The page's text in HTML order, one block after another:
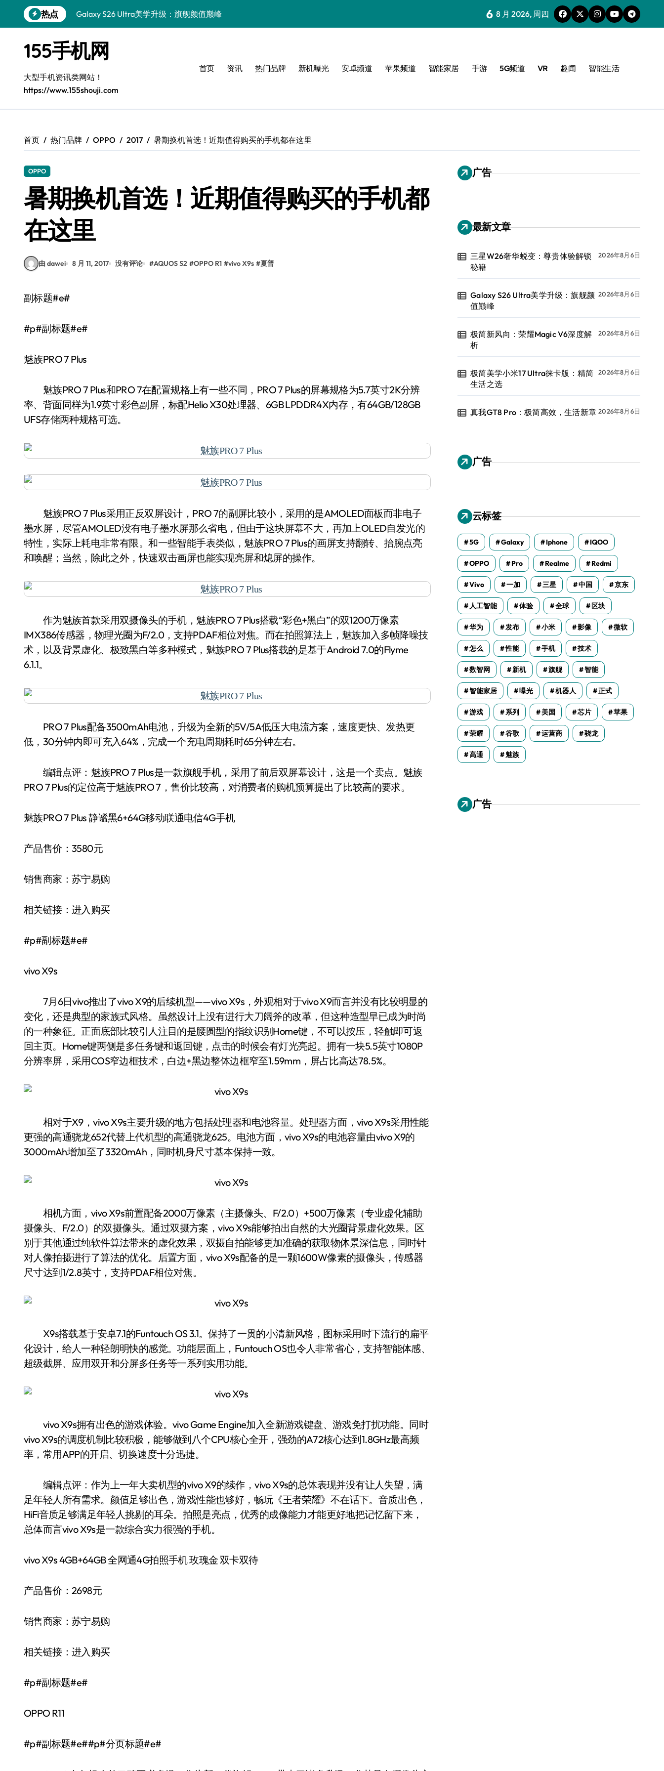
到
热点
Galaxy S26 Ultra美学升级：旗舰颜值巅峰
极简美学小米17 Ultra徕卡版：精简生活之选
真我GT8 Pro：极简高效，生活新章
极简美学，徕卡影像：Xiaomi 17 Ultra选购指南
一加Turbo 6V：极简信仰，性能王者
华为nova 15：极简高效，生活新解
三星W26奢华蜕变：尊贵体验解锁秘籍
6 8 月 2026, 周四
155手机网
大型手机资讯类网站！
https://www.155shouji.com
首页 资讯 热门品牌 新机曝光 安卓频道 苹果频道 智能家居 手游 5G频道 VR 趣闻 智能生活
首页 热门品牌 OPPO 2017 暑期换机首选！近期值得购买的手机都在这里
OPPO
暑期换机首选！近期值得购买的手机都
在这里
由 dawei 8 月 11, 2017 没有评论 #AQUOS S2 #OPPO R1 #vivo X9s #夏普
副标题#e#
#p#副标题#e#
魅族PRO 7 Plus
魅族PRO 7 Plus和PRO 7在配置规格上有一些不同，PRO 7 Plus的屏幕规格为5.7英寸2K分辨
率、背面同样为1.9英寸彩色副屏，标配Helio X30处理器、6GB LPDDR4X内存，有64GB/128GB
UFS存储两种规格可选。
魅族PRO 7 Plus采用正反双屏设计，PRO 7的副屏比较小，采用的是AMOLED面板而非电子
墨水屏，尽管AMOLED没有电子墨水屏那么省电，但由于这块屏幕不大，再加上OLED自发光的
特性，实际上耗电非常有限。和一些智能手表类似，魅族PRO 7 Plus的画屏支持翻转、抬腕点亮
和唤醒；当然，除此之外，快速双击画屏也能实现亮屏和熄屏的操作。
作为魅族首款采用双摄像头的手机，魅族PRO 7 Plus搭载“彩色+黑白”的双1200万像素
IMX386传感器，物理光圈为F/2.0，支持PDAF相位对焦。而在拍照算法上，魅族加入多帧降噪技
术，以及背景虚化、极致黑白等多种模式，魅族PRO 7 Plus搭载的是基于Android 7.0的Flyme
6.1.1。
PRO 7 Plus配备3500mAh电池，升级为全新的5V/5A低压大电流方案，速度更快、发热更
低，30分钟内即可充入64%，完成一个充电周期耗时65分钟左右。
编辑点评：魅族PRO 7 Plus是一款旗舰手机，采用了前后双屏幕设计，这是一个卖点。魅族
PRO 7 Plus的定位高于魅族PRO 7，售价比较高，对消费者的购机预算提出了比较高的要求。
魅族PRO 7 Plus 静谧黑6+64G移动联通电信4G手机
产品售价：3580元
销售商家：苏宁易购
相关链接：进入购买
#p#副标题#e#
vivo X9s
7月6日vivo推出了vivo X9的后续机型——vivo X9s，外观相对于vivo X9而言并没有比较明显的
变化，还是典型的家族式风格。虽然设计上没有进行大刀阔斧的改革，但这种造型早已成为时尚
的一种象征。正面底部比较引人注目的是腰圆型的指纹识别Home键，不可以按压，轻触即可返
回主页。Home键两侧是多任务键和返回键，点击的时候会有灯光亮起。拥有一块5.5英寸1080P
分辨率屏，采用COS窄边框技术，白边+黑边整体边框窄至1.59mm，屏占比高达78.5%。
相对于X9，vivo X9s主要升级的地方包括处理器和电池容量。处理器方面，vivo X9s采用性能
更强的高通骁龙652代替上代机型的高通骁龙625。电池方面，vivo X9s的电池容量由vivo X9的
3000mAh增加至了3320mAh，同时机身尺寸基本保持一致。
相机方面，vivo X9s前置配备2000万像素（主摄像头、F/2.0）+500万像素（专业虚化辅助
摄像头、F/2.0）的双摄像头。通过双摄方案，vivo X9s能够拍出自然的大光圈背景虚化效果。区
别于其他通过纯软件算法带来的虚化效果，双摄自拍能够更加准确的获取物体景深信息，同时针
对人像拍摄进行了算法的优化。后置方面，vivo X9s配备的是一颗1600W像素的摄像头，传感器
尺寸达到1/2.8英寸，支持PDAF相位对焦。
X9s搭载基于安卓7.1的Funtouch OS 3.1。保持了一贯的小清新风格，图标采用时下流行的扁平
化设计，给人一种轻朗明快的感觉。功能层面上，Funtouch OS也令人非常省心，支持智能体感、
超级截屏、应用双开和分屏多任务等一系列实用功能。
vivo X9s拥有出色的游戏体验。vivo Game Engine加入全新游戏键盘、游戏免打扰功能。同时
vivo X9s的调度机制比较积极，能够做到八个CPU核心全开，强劲的A72核心达到1.8GHz最高频
率，常用APP的开启、切换速度十分迅捷。
编辑点评：作为上一年大卖机型的vivo X9的续作，vivo X9s的总体表现并没有让人失望，满
足年轻人所有需求。颜值足够出色，游戏性能也够好，畅玩《王者荣耀》不在话下。音质出色，
HiFi音质足够满足年轻人挑剔的耳朵。拍照是亮点，优秀的成像能力才能更好地把记忆留下来，
总体而言vivo X9s是一款综合实力很强的手机。
vivo X9s 4GB+64GB 全网通4G拍照手机 玫瑰金 双卡双待
产品售价：2698元
销售商家：苏宁易购
相关链接：进入购买
#p#副标题#e#
OPPO R11
#p#副标题#e##p#分页标题#e#
广告
最新文章
三星W26奢华蜕变：尊贵体验解锁
秘籍
2026年8月6日
Galaxy S26 Ultra美学升级：旗舰颜
值巅峰
2026年8月6日
极简新风向：荣耀Magic V6深度解
析
2026年8月6日
极简美学小米17 Ultra徕卡版：精简
生活之选
2026年8月6日
真我GT8 Pro：极简高效，生活新章 2026年8月6日
广告
云标签
5G Galaxy Iphone IQOO
OPPO Pro Realme Redmi
Vivo 一加 三星 中国 京东
人工智能 体验 全球 区块
华为 发布 小米 影像 微软
怎么 性能 手机 技术
数智网 新机 旗舰 智能
智能家居 曝光 机器人 正式
游戏 系列 美国 芯片 苹果
荣耀 谷歌 运营商 骁龙
高通 魅族
广告